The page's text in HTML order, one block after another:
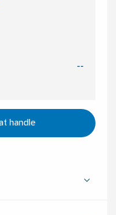
--
handle